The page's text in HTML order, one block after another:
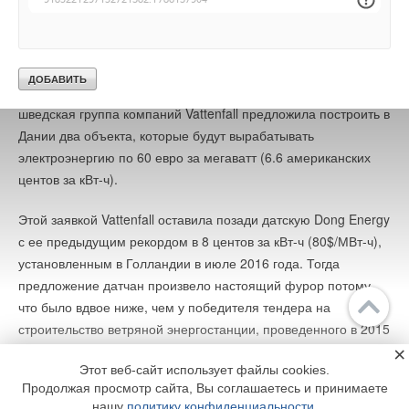
месяцев.
стратегическим направлением развития ВИЭ в ЕС и обеих
Америках, также демонстрирует резкое падение цен. Так,
шведская группа компаний Vattenfall предложила построить в
Дании два объекта, которые будут вырабатывать
электроэнергию по 60 евро за мегаватт (6.6 американских
центов за кВт-ч).
Этой заявкой Vattenfall оставила позади датскую Dong Energy
с ее предыдущим рекордом в 8 центов за кВт-ч (80$/МВт-ч),
установленным в Голландии в июле 2016 года. Тогда
предложение датчан произвело настоящий фурор потому,
что было вдвое ниже, чем у победителя тендера на
строительство ветряной энергостанции, проведенного в 2015
Кстати, сами Dong Energy не ожидали от себя таких
Главное
Библиотека
Подписка
Реклама
Информация
Этот веб-сайт использует файлы cookies.
Продолжая просмотр сайта, Вы соглашаетесь и принимаете
×